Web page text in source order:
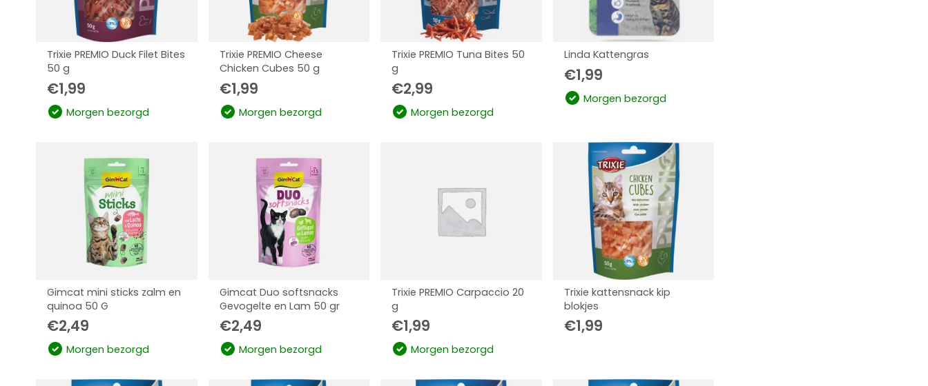
Trixie PREMIO Duck Filet Bites
50 g
€1,99
Morgen bezorgd
Trixie PREMIO Cheese
Chicken Cubes 50 g
€1,99
Morgen bezorgd
Trixie PREMIO Tuna Bites 50
g
€2,99
Morgen bezorgd
Linda Kattengras
€1,99
Morgen bezorgd
Gimcat mini sticks zalm en
quinoa 50 G
€2,49
Morgen bezorgd
Gimcat Duo softsnacks
Gevogelte en Lam 50 gr
€2,49
Morgen bezorgd
Trixie PREMIO Carpaccio 20
g
€1,99
Morgen bezorgd
Trixie kattensnack kip
blokjes
€1,99